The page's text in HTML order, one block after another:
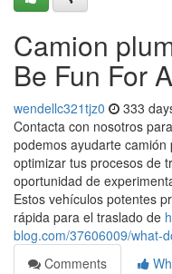
Camion
Be Fun For
wendellc321tjz0 333
Contacta con nosotros
podemos ayudarte
optimizar tus procesos de
oportunidad de
Estos vehículos potentes
rápida para el traslado de
blog.com/37606009/what-
Comments